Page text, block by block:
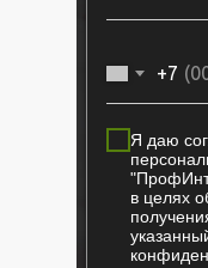
+7
Я даю
в целях